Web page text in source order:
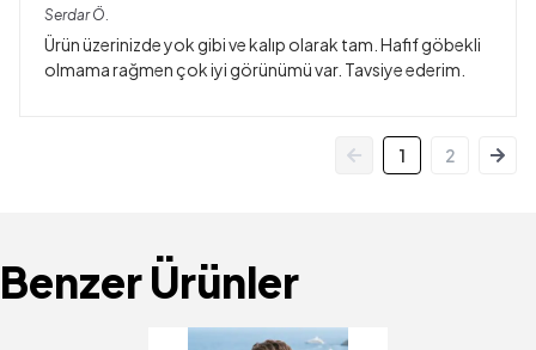
Serdar Ö.
Ürün üzerinizde yok gibi ve kalıp olarak tam. Hafif göbekli
olmama rağmen çok iyi görünümü var. Tavsiye ederim.
1 2
Benzer Ürünler